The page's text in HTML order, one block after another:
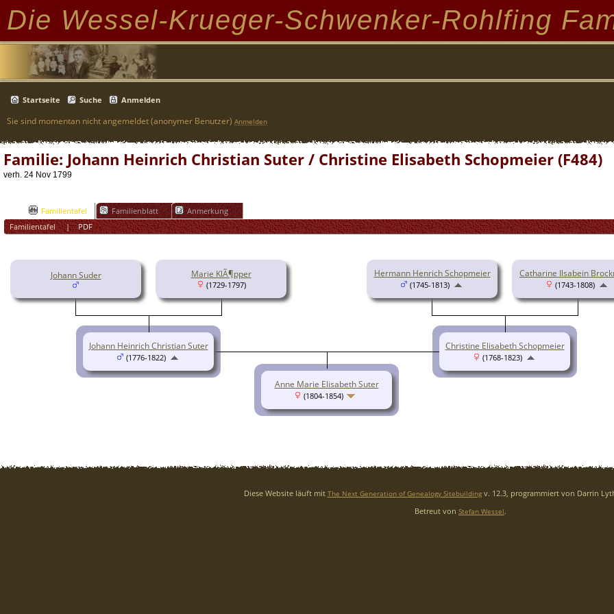
Die Wessel-Krueger-Schwenker-Rohlfing
Startseite Suche Anmelden
Sie sind momentan nicht angemeldet (anonymer Benutzer) Anmelden
Familie: Johann Heinrich Christian Suter / Christine Elisabeth Schopmeier (F484)
verh. 24 Nov 1799
Familientafel Familienblatt
Anmerkung
Familientafel|PDF
Johann Suder Marie KlÃ¶pper
(1729-1797)
Hermann Henrich Schopmeier
(1745-1813)
Catharine Ilsabein
(1743-1808)
Johann Heinrich Christian Suter
(1776-1822)
Christine Elisabeth Schopmeier
(1768-1823)
Anne Marie Elisabeth Suter
(1804-1854)
Diese Website läuft mit The Next Generation of Genealogy Sitebuildingv. 12.3, programmiert von Darrin
Betreut von Stefan Wessel.